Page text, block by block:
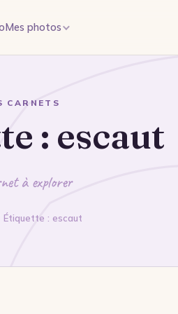
Mes photos
CARNETS
: escaut
à explorer
Étiquette : escaut